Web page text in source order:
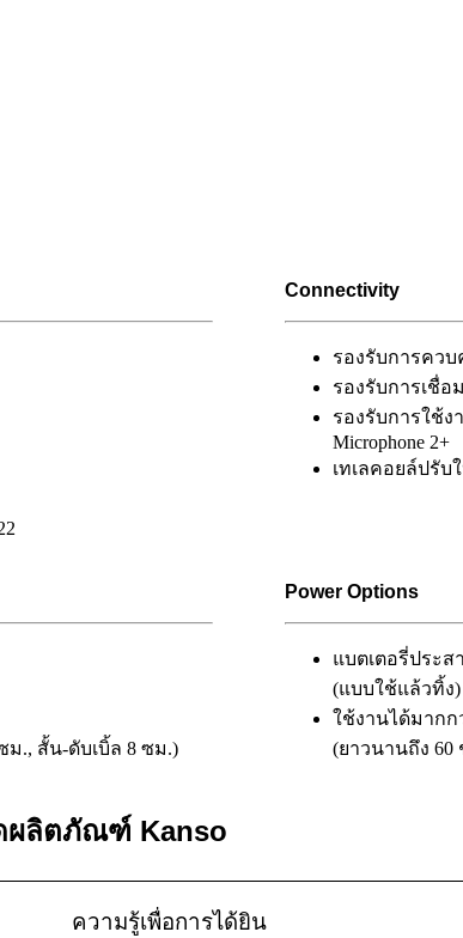
Connectivity
รองรับการควบ
รองรับการเชื่อ
รองรับการใช้
Microphone 2+
เทเลคอยล์ปรับ
ม., สั้น-ดับเบิ้ล 8 ซม.)
Power Options
แบตเตอรี่ประส
(แบบใช้แล้วทิ้ง)
ใช้งานได้มากก
(ยาวนานถึง 60
ผลิตภัณฑ์ Kanso
ความรู้เพื่อการได้ยิน